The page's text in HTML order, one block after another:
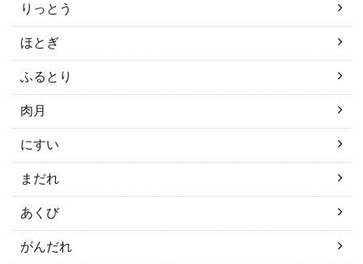
りっとう
ほとぎ
ふるとり
肉月
にすい
まだれ
あくび
がんだれ